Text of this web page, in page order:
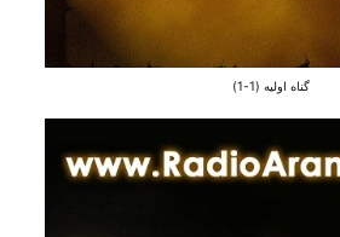
گناه اولیه (1-1)